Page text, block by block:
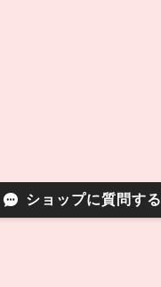
ショップに質問する